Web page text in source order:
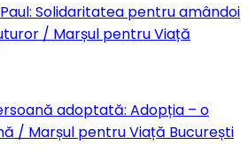
Solidaritatea pentru amândoi
/ Marșul pentru Viață
adoptată: Adopția – o
/ Marșul pentru Viață București